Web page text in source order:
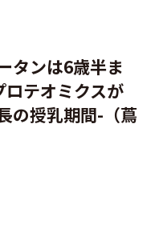
タンは6歳半ま
テオミクスが
の授乳期間-（蔦